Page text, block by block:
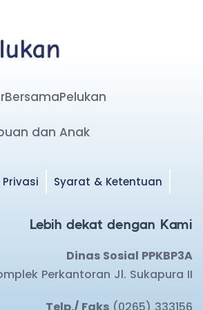
dan Anak
Syarat & Ketentuan
Lebih dekat dengan Kami
Dinas Sosial PPKBP3A
Perkantoran Jl. Sukapura II